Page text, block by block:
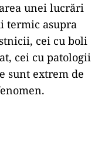
unei lucrări
termic asupra
cei cu boli
cei cu patologii
sunt extrem de